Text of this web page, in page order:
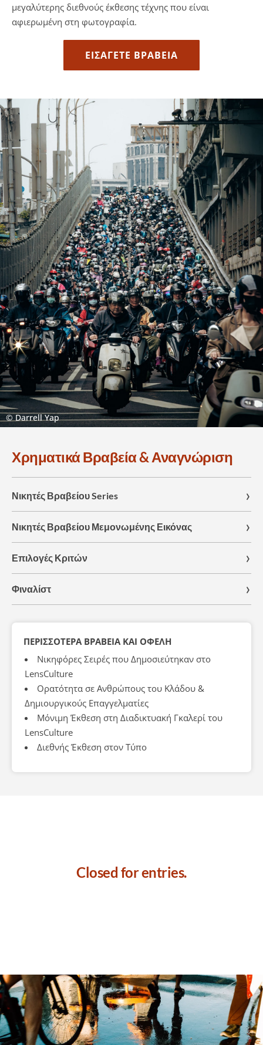
μεγαλύτερης διεθνούς έκθεσης τέχνης που είναι
αφιερωμένη στη φωτογραφία.
ΕΙΣΆΓΕΤΕ ΒΡΑΒΕΊΑ
© Darrell Yap
Χρηματικά Βραβεία & Αναγνώριση
Νικητές Βραβείου Series
Νικητές Βραβείου Μεμονωμένης Εικόνας
Επιλογές Κριτών
Φιναλίστ
ΠΕΡΙΣΣΌΤΕΡΑ ΒΡΑΒΕΊΑ ΚΑΙ ΟΦΈΛΗ
Νικηφόρες Σειρές που Δημοσιεύτηκαν στο
LensCulture
Ορατότητα σε Ανθρώπους του Κλάδου &
Δημιουργικούς Επαγγελματίες
Μόνιμη Έκθεση στη Διαδικτυακή Γκαλερί του
LensCulture
Διεθνής Έκθεση στον Τύπο
Closed for entries.